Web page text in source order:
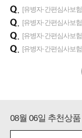
#
#
[유병자·간편심사보
[유병자·간편심사보
[유병자·간편심사보
[유병자·간편심사보
08월 06일 추천상품